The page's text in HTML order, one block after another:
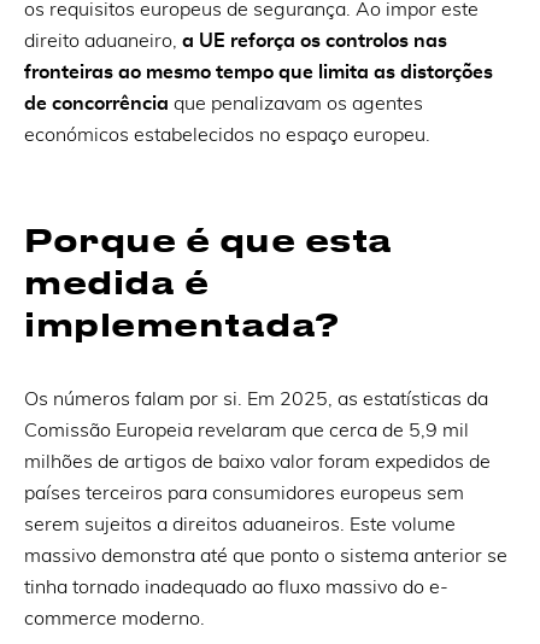
os requisitos europeus de segurança. Ao impor este
direito aduaneiro, a UE reforça os controlos nas
fronteiras ao mesmo tempo que limita as distorções
de concorrência que penalizavam os agentes
económicos estabelecidos no espaço europeu.
Porque é que esta
medida é
implementada?
Os números falam por si. Em 2025, as estatísticas da
Comissão Europeia revelaram que cerca de 5,9 mil
milhões de artigos de baixo valor foram expedidos de
países terceiros para consumidores europeus sem
serem sujeitos a direitos aduaneiros. Este volume
massivo demonstra até que ponto o sistema anterior se
tinha tornado inadequado ao fluxo massivo do e-
commerce moderno.